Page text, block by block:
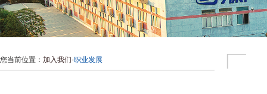
您当前位置： 加入我们-职业发展